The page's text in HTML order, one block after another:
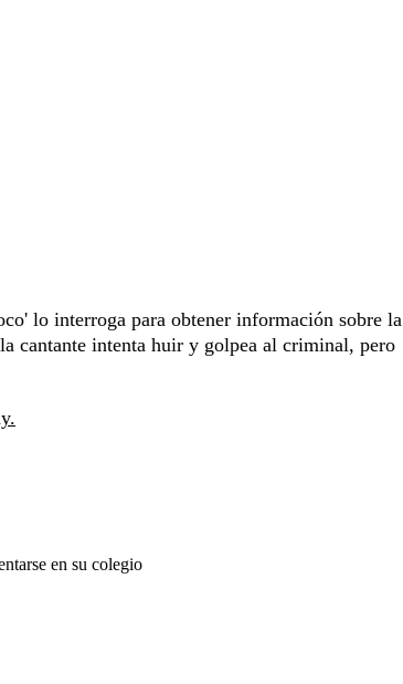
lo interroga para obtener información sobre la
cantante intenta huir y golpea al criminal, pero
en su colegio